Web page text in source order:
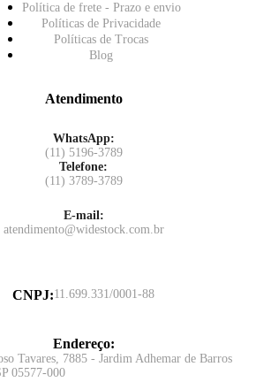
Política de frete - Prazo e envio
Políticas de Privacidade
Políticas de Trocas
Blog
Atendimento
WhatsApp:
(11) 5196-3789
Telefone:
(11) 3789-3789
E-mail:
atendimento@widestock.com.br
CNPJ:11.699.331/0001-88
Endereço:
Tavares, 7885 - Jardim Adhemar de Barros
05577-000